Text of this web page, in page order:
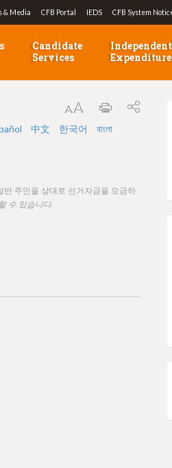
& Media CFB Portal IEDS CFB System
Candidate
Services
Independent
中文 한국어 বাংলা
주민을 상대로 선거자금을 모금하
수 있습니다.